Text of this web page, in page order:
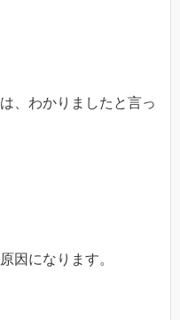
、わかりましたと言っ
因になります。